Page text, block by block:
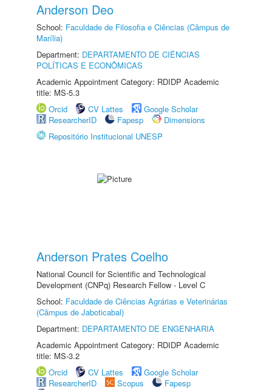
Anderson Deo
School: Faculdade de Filosofia e Ciências (Câmpus de
Marília)
Department: DEPARTAMENTO DE CIÊNCIAS
POLÍTICAS E ECONÔMICAS
Academic Appointment Category: RDIDP Academic
title: MS-5.3
Orcid
CV Lattes
Google Scholar
ResearcherID
Fapesp
Dimensions
Repositório Institucional UNESP
Anderson Prates Coelho
National Council for Scientific and Technological
Development (CNPq) Research Fellow - Level C
School: Faculdade de Ciências Agrárias e Veterinárias
(Câmpus de Jaboticabal)
Department: DEPARTAMENTO DE ENGENHARIA
Academic Appointment Category: RDIDP Academic
title: MS-3.2
Orcid
CV Lattes
Google Scholar
ResearcherID
Scopus
Fapesp